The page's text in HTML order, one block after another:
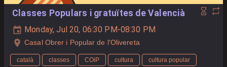
Classes Populars i gratuïtes de Valencià
Monday, Jul 20, 06:30 PM-08:30 PM
Casal Obrer i Popular de l'Olivereta
català classes COiP cultura
cultura popular